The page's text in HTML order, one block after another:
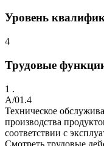
Уровень
4
Трудовые
1 .
A/01.4
Техническое
производства
соответствии с
Смотреть трудовые